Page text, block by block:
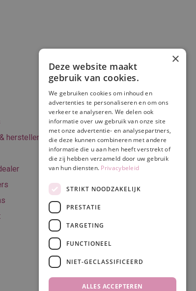
herstellen
Verzenden en
betalen
Online betalen
Retourneren
Algemene
voorwaarden
Privacy & Cookie
policy
Disclaimer
×
Deze website maakt
gebruik van cookies.
We gebruiken cookies om inhoud en
advertenties te personaliseren en om ons
verkeer te analyseren. We delen ook
informatie over uw gebruik van onze site
met onze advertentie- en analysepartners,
die deze kunnen combineren met andere
informatie die u aan hen heeft verstrekt of
die zij hebben verzameld door uw gebruik
van hun diensten. Privacybeleid
STRIKT NOODZAKELIJK
PRESTATIE
TARGETING
FUNCTIONEEL
NIET-GECLASSIFICEERD
ALLES ACCEPTEREN